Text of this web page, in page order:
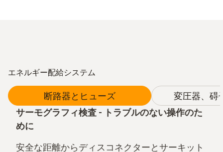
エネルギー配給システム
断路器とヒューズ 変圧器、碍
サーモグラフィ検査 - トラブルのない操作のた
めに
安全な距離からディスコネクターとサーキット